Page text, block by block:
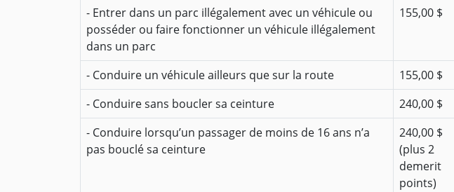
- Entrer dans un parc illégalement avec un véhicule ou
posséder ou faire fonctionner un véhicule illégalement
dans un parc
155,00 $
- Conduire un véhicule ailleurs que sur la route
155,00 $
- Conduire sans boucler sa ceinture
240,00 $
- Conduire lorsqu’un passager de moins de 16 ans n’a
pas bouclé sa ceinture
240,00 $
(plus 2
demerit
points)